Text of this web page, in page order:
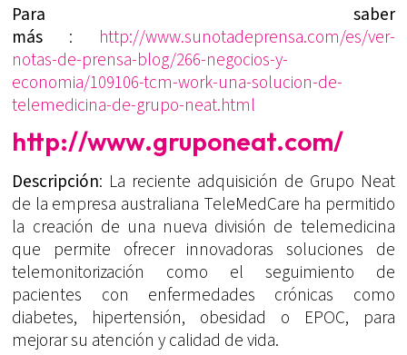
Para saber
más : http://www.sunotadeprensa.com/es/ver-
notas-de-prensa-blog/266-negocios-y-
economia/109106-tcm-work-una-solucion-de-
telemedicina-de-grupo-neat.html
http://www.gruponeat.com/
Descripción: La reciente adquisición de Grupo Neat
de la empresa australiana TeleMedCare ha permitido
la creación de una nueva división de telemedicina
que permite ofrecer innovadoras soluciones de
telemonitorización como el seguimiento de
pacientes con enfermedades crónicas como
diabetes, hipertensión, obesidad o EPOC, para
mejorar su atención y calidad de vida.